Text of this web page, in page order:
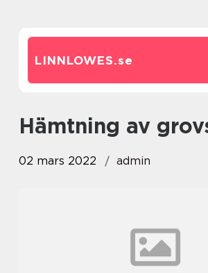
LINNLOWES.se
hämtning av
02 mars 2022 admin